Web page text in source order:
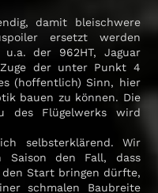
damit bleischwere
ersetzt werden
der 962HT, Jaguar
der unter Punkt 4
(hoffentlich) Sinn, hier
bauen zu können. Die
des Flügelwerks wird
selbsterklärend. Wir
Saison den Fall, dass
den Start bringen dürfte,
schmalen Baubreite